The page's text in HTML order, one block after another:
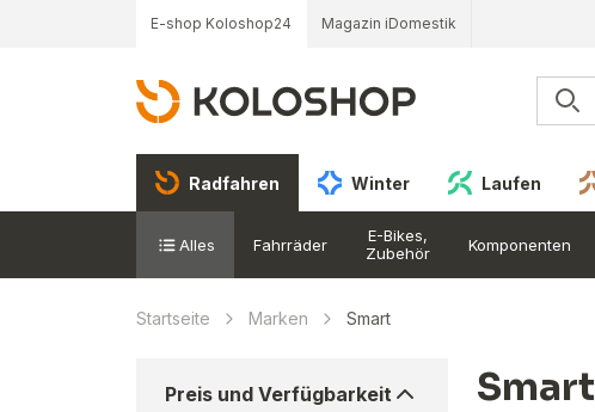
E-shop Koloshop24 Magazin iDomestik
Radfahren Winter Laufen
Alles Fahrräder
E-Bikes,
Zubehör
Komponenten
Startseite Marken Smart
Preis und Verfügbarkeit Smart